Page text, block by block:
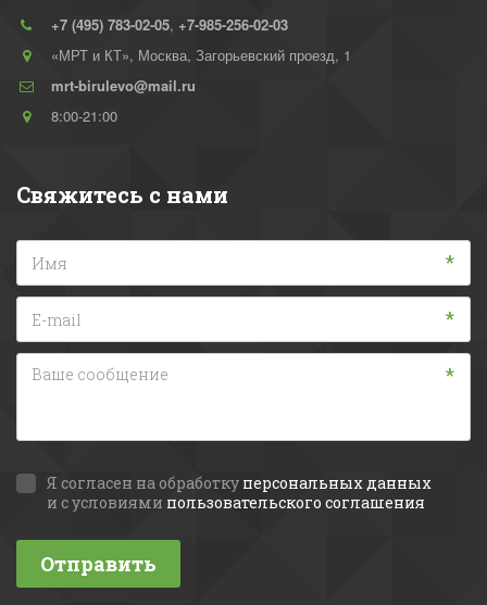
+7 (495) 783-02-05, +7-985-256-02-03
«МРТ и КТ», Москва, Загорьевский проезд, 1
mrt-birulevo@mail.ru
8:00-21:00
Свяжитесь с нами
*
*
*
Я согласен на обработку персональных данных
и с условиями пользовательского соглашения
Отправить